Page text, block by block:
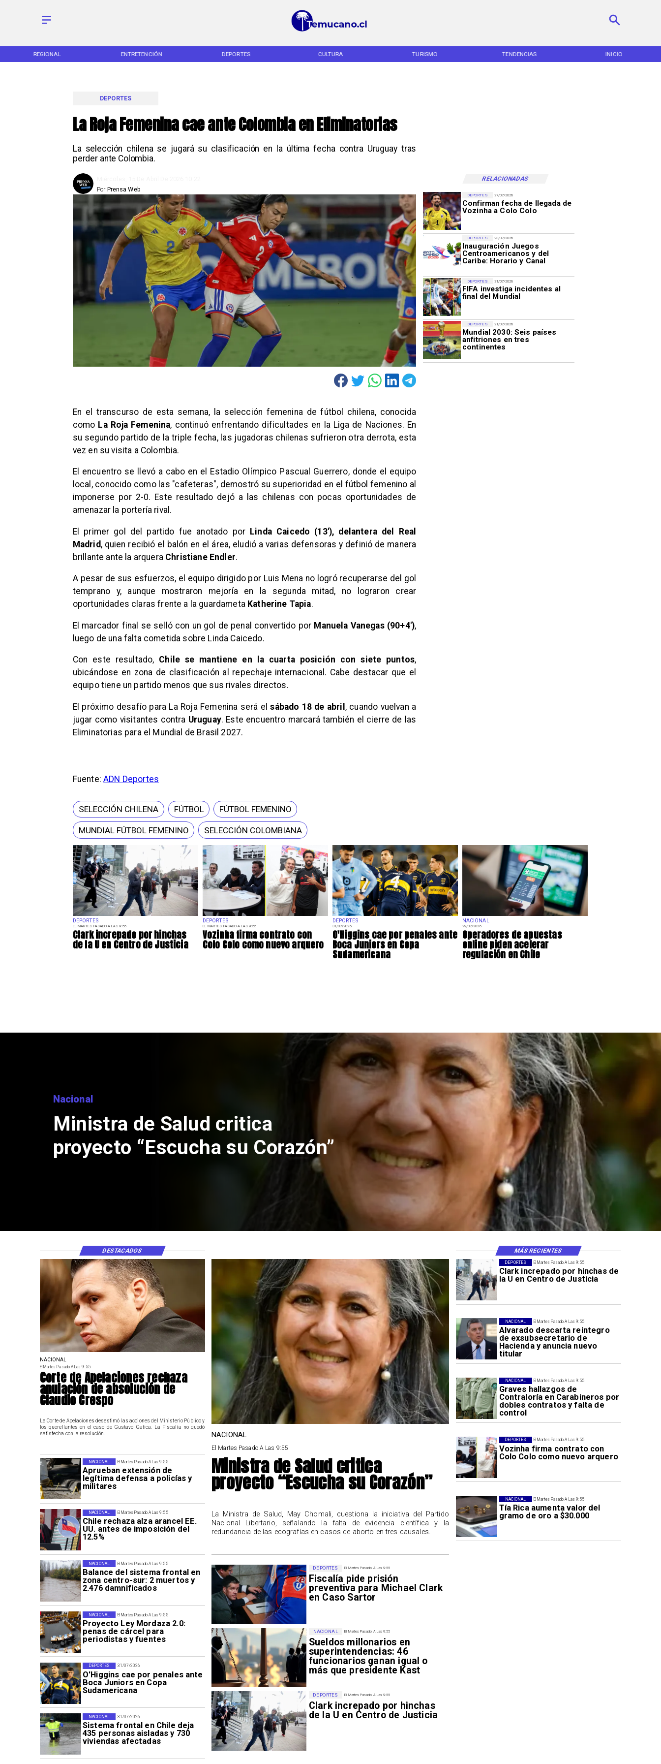
REGIONAL ENTRETENCIÓN DEPORTES CULTURA TURISMO TENDENCIAS INICIO
La Roja Femenina cae ante Colombia en Eliminatorias
La selección chilena se jugará su clasificación en la última fecha contra Uruguay tras
perder ante Colombia.
DEPORTES
RELACIONADAS
Prensa Web
Por
DEPORTES
EL MARTES PASADO A LAS 9:55
Clark increpado por hinchas
de la U en Centro de Justicia
DEPORTES
EL MARTES PASADO A LAS 9:55
Vozinha firma contrato con
Colo Colo como nuevo arquero
DEPORTES
31/07/2026
O'Higgins cae por penales ante
Boca Juniors en Copa
Sudamericana
NACIONAL
29/07/2026
Operadores de apuestas
online piden acelerar
regulación en Chile
27/07/2026
Confirman fecha de llegada de
Vozinha a Colo Colo
DEPORTES
23/07/2026
Inauguración Juegos
Centroamericanos y del
Caribe: Horario y Canal
DEPORTES
21/07/2026
FIFA investiga incidentes al
final del Mundial
DEPORTES
21/07/2026
Mundial 2030: Seis países
anfitriones en tres
continentes
DEPORTES
En el transcurso de esta semana, la selección femenina de fútbol chilena, conocida
como La Roja Femenina, continuó enfrentando dificultades en la Liga de Naciones. En
su segundo partido de la triple fecha, las jugadoras chilenas sufrieron otra derrota, esta
vez en su visita a Colombia.
El encuentro se llevó a cabo en el Estadio Olímpico Pascual Guerrero, donde el equipo
local, conocido como las "cafeteras", demostró su superioridad en el fútbol femenino al
imponerse por 2-0. Este resultado dejó a las chilenas con pocas oportunidades de
amenazar la portería rival.
El primer gol del partido fue anotado por Linda Caicedo (13′), delantera del Real
Madrid , quien recibió el balón en el área, eludió a varias defensoras y definió de manera
brillante ante la arquera Christiane Endler.
A pesar de sus esfuerzos, el equipo dirigido por Luis Mena no logró recuperarse del gol
temprano y, aunque mostraron mejoría en la segunda mitad, no lograron crear
oportunidades claras frente a la guardameta Katherine Tapia.
El marcador final se selló con un gol de penal convertido por Manuela Vanegas (90+4′),
luego de una falta cometida sobre Linda Caicedo.
Con este resultado, Chile se mantiene en la cuarta posición con siete puntos,
ubicándose en zona de clasificación al repechaje internacional. Cabe destacar que el
equipo tiene un partido menos que sus rivales directos.
El próximo desafío para La Roja Femenina será elsábado 18 de abril , cuando vuelvan a
jugar como visitantes contra Uruguay. Este encuentro marcará también el cierre de las
Eliminatorias para el Mundial de Brasil 2027.
Fuente:ADN Deportes
SELECCIÓN CHILENA FÚTBOL FÚTBOL FEMENINO
MUNDIAL FÚTBOL FEMENINO SELECCIÓN COLOMBIANA
Nacional
Corte de Apelaciones rechaza
anulación de absolución de
El Martes Pasado A Las 9:55
Clark increpado por hinchas de
la U en Centro de Justicia
DEPORTES
El Martes Pasado A Las 9:55
Alvarado descarta reintegro
de exsubsecretario de
Hacienda y anuncia nuevo
titular
NACIONAL
El Martes Pasado A Las 9:55
Graves hallazgos de
Contraloría en Carabineros por
dobles contratos y falta de
control
NACIONAL
El Martes Pasado A Las 9:55
Vozinha firma contrato con
Colo Colo como nuevo arquero
DEPORTES
El Martes Pasado A Las 9:55
Tía Rica aumenta valor del
gramo de oro a $30.000
NACIONAL
El Martes Pasado A Las 9:55
Aprueban extensión de
legítima defensa a policías y
militares
NACIONAL
El Martes Pasado A Las 9:55
Chile rechaza alza arancel EE.
UU. antes de imposición del
12.5%
NACIONAL
El Martes Pasado A Las 9:55
Balance del sistema frontal en
zona centro-sur: 2 muertos y
2.476 damnificados
NACIONAL
El Martes Pasado A Las 9:55
Proyecto Ley Mordaza 2.0:
penas de cárcel para
periodistas y fuentes
NACIONAL
31/07/2026
O'Higgins cae por penales ante
Boca Juniors en Copa
Sudamericana
DEPORTES
31/07/2026
Sistema frontal en Chile deja
435 personas aisladas y 730
viviendas afectadas
NACIONAL
El Martes Pasado A Las 9:55
Fiscalía pide prisión
preventiva para Michael Clark
en Caso Sartor
DEPORTES
El Martes Pasado A Las 9:55
Sueldos millonarios en
superintendencias: 46
funcionarios ganan igual o
más que presidente Kast
NACIONAL
El Martes Pasado A Las 9:55
Clark increpado por hinchas
de la U en Centro de Justicia
DEPORTES
NACIONAL
El Martes Pasado A Las 9:55
Corte de Apelaciones rechaza
anulación de absolución de
Claudio Crespo
La Corte de Apelaciones desestimó las acciones del Ministerio Público y
los querellantes en el caso de Gustavo Gatica. La Fiscalía no quedó
satisfecha con la resolución.
NACIONAL
El Martes Pasado A Las 9:55
Ministra de Salud critica
proyecto “Escucha su Corazón”
La Ministra de Salud, May Chomali, cuestiona la iniciativa del Partido
Nacional Libertario, señalando la falta de evidencia científica y la
redundancia de las ecografías en casos de aborto en tres causales.
DESTACADOS MÁS RECIENTES